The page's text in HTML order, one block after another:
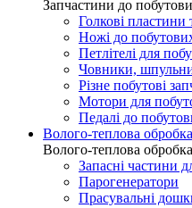
Запчастини до
Голкові пластини
Ножі до
Петлітелі для
Човники,
Різне побутові
Мотори для
Педалі до
Волого-теплова
Волого-теплова
Запасні частини
Парогенератори
Прасувальні